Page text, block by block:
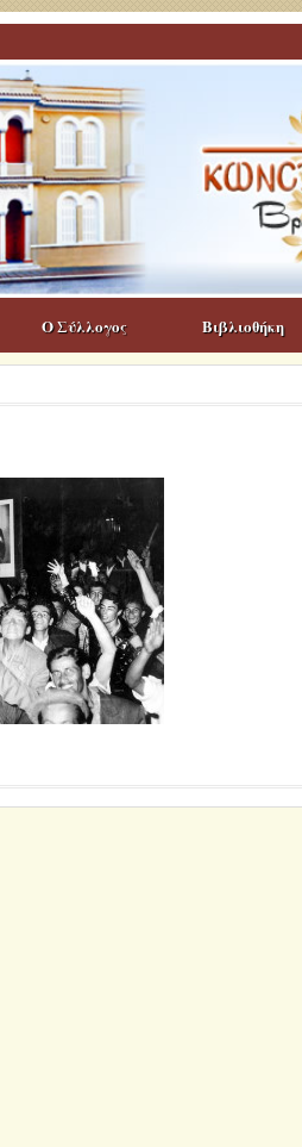
Ο Σύλλογος Βιβλιοθήκη